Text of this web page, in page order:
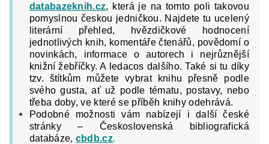
databazeknih.cz, která je na tomto poli takovou
pomyslnou českou jedničkou. Najdete tu ucelený
literární přehled, hvězdičkové hodnocení
jednotlivých knih, komentáře čtenářů, povědomí o
novinkách, informace o autorech i nejrůznější
knižní žebříčky. A ledacos dalšího. Také si tu díky
tzv. štítkům můžete vybrat knihu přesně podle
svého gusta, ať už podle tématu, postavy, nebo
třeba doby, ve které se příběh knihy odehrává.
Podobné možnosti vám nabízejí i další české
stránky – Československá bibliografická
databáze, cbdb.cz.